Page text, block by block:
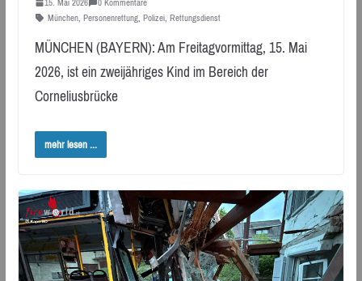
München, Personenrettung, Polizei, Rettungsdienst
MÜNCHEN (BAYERN): Am Freitagvormittag, 15. Mai
2026, ist ein zweijähriges Kind im Bereich der
Corneliusbrücke
mehr lesen ...